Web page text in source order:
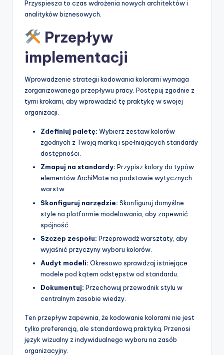
Przyspiesza to czas wdrożenia nowych architektów i
analityków biznesowych.
Przepływ
implementacji
Wprowadzenie strategii kodowania kolorami wymaga
zorganizowanego przepływu pracy. Postępuj zgodnie z
tymi krokami, aby wprowadzić tę praktykę w swojej
organizacji.
Zdefiniuj paletę: Wybierz zestaw kolorów
zgodnych z Twoją marką i spełniających standardy
dostępności.
Zmapuj na standardy: Przypisz kolory do typów
elementów ArchiMate na podstawie wytycznych
warstw.
Skonfiguruj narzędzie: Skonfiguruj domyślne
style na platformie modelowania, aby zapewnić
spójność.
Szczep zespołu: Przeprowadź warsztaty, aby
wyjaśnić przyczyny wyboru kolorów.
Audyt modeli: Okresowo sprawdzaj istniejące
modele pod kątem odstępstw od standardu.
Dokumentuj: Przechowuj przewodnik stylu w
centralnym zasobie wiedzy.
Ten przepływ zapewnia, że kodowanie kolorami nie jest
tylko preferencją, ale standardową praktyką. Przenosi
język wizualny z indywidualnego wyboru na zasób
organizacyjny.